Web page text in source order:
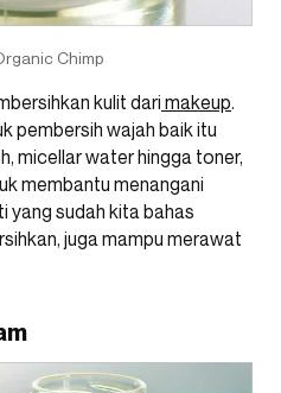
Chimp
kulit dari makeup.
pembersih wajah baik itu
micellar water hingga toner,
membantu menangani
yang sudah kita bahas
juga mampu merawat